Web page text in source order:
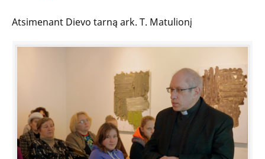
Atsimenant Dievo tarną ark. T. Matulionį